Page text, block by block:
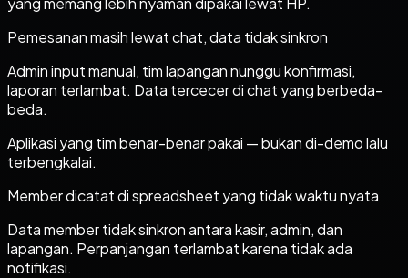
Pemesanan masih lewat chat, data tidak sinkron
Admin input manual, tim lapangan nunggu konfirmasi,
laporan terlambat. Data tercecer di chat yang berbeda-
beda.
Aplikasi yang tim benar-benar pakai — bukan di-demo lalu
terbengkalai.
Member dicatat di spreadsheet yang tidak waktu nyata
Data member tidak sinkron antara kasir, admin, dan
lapangan. Perpanjangan terlambat karena tidak ada
notifikasi.